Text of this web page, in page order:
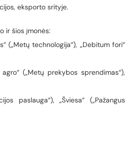
eksporto srityje.
ir šios įmonės:
(„Metų technologija“), „Debitum fori“
(„Metų prekybos sprendimas“),
paslauga“), „Šviesa“ („Pažangus